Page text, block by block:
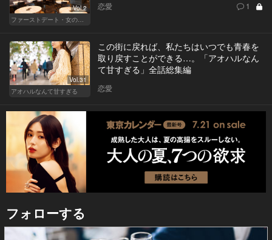
Vol.2
ファーストデート・女の採点表
恋愛 1
Vol.31
アオハルなんて甘すぎる
この街に戻れば、私たちはいつでも青春を
取り戻すことができる…。「アオハルなん
て甘すぎる」全話総集編
恋愛
フォローする